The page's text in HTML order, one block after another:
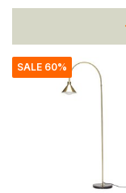
SALE 60%